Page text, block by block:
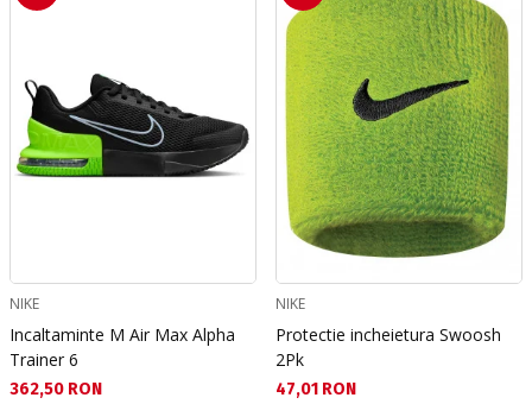
NIKE
Incaltaminte M Air Max Alpha
Trainer 6
Текуща цена:
362,50 RON
NIKE
Protectie incheietura Swoosh
2Pk
Текуща цена:
47,01 RON